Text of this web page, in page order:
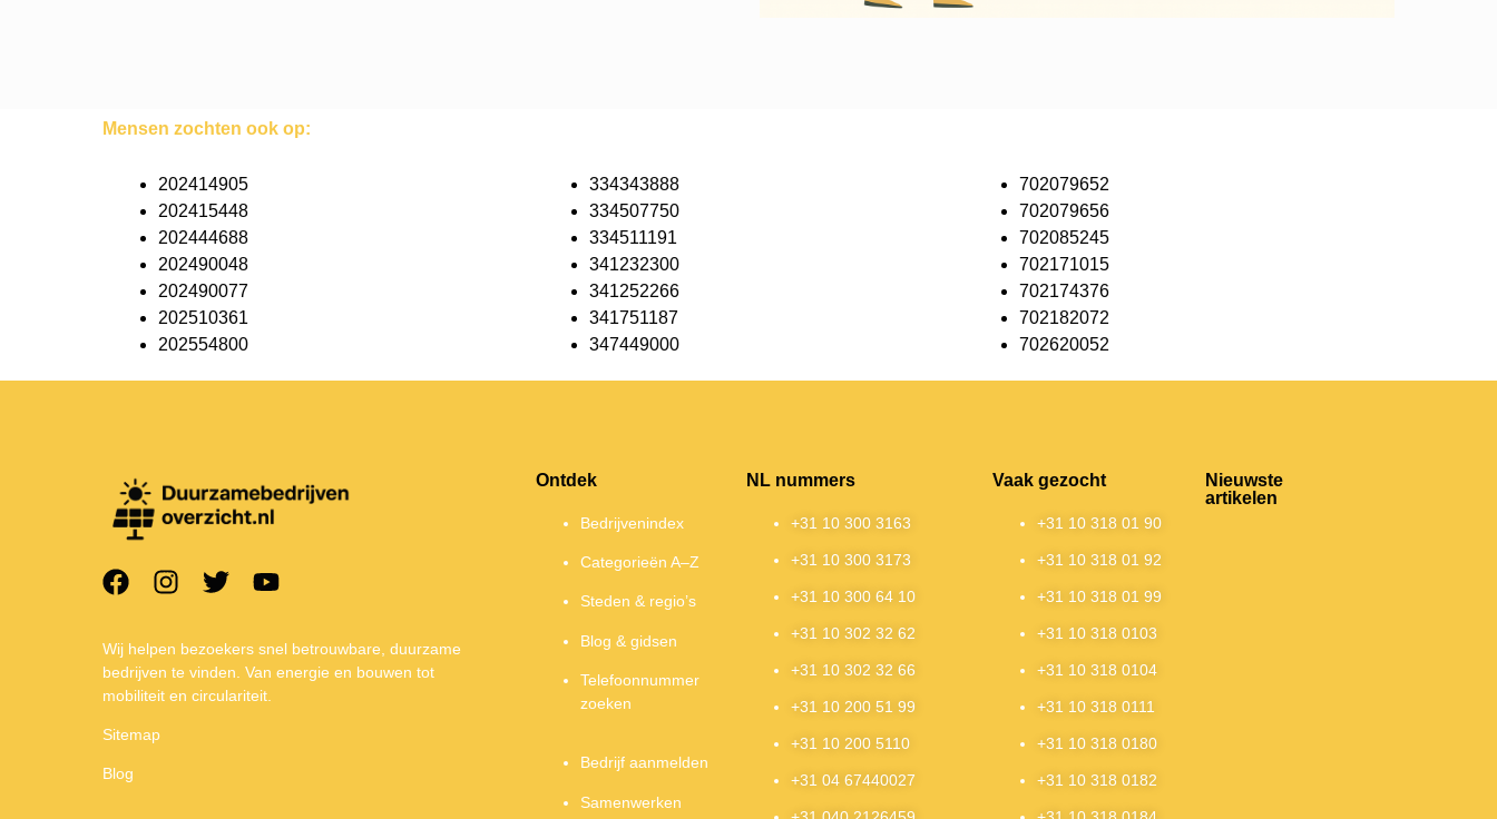
Mensen zochten ook op:
202414905
202415448
202444688
202490048
202490077
202510361
202554800
334343888
334507750
334511191
341232300
341252266
341751187
347449000
702079652
702079656
702085245
702171015
702174376
702182072
702620052
Wij helpen bezoekers snel betrouwbare, duurzame
bedrijven te vinden. Van energie en bouwen tot
mobiliteit en circulariteit.
Sitemap
Blog
Ontdek
Bedrijvenindex
Categorieën A–Z
Steden & regio’s
Blog & gidsen
Telefoonnummer
zoeken
Bedrijf aanmelden
Samenwerken
NL nummers
+31 10 300 3163
+31 10 300 3173
+31 10 300 64 10
+31 10 302 32 62
+31 10 302 32 66
+31 10 200 51 99
+31 10 200 5110
+31 04 67440027
Vaak gezocht
+31 10 318 01 90
+31 10 318 01 92
+31 10 318 01 99
+31 10 318 0103
+31 10 318 0104
+31 10 318 0111
+31 10 318 0180
+31 10 318 0182
Nieuwste
artikelen